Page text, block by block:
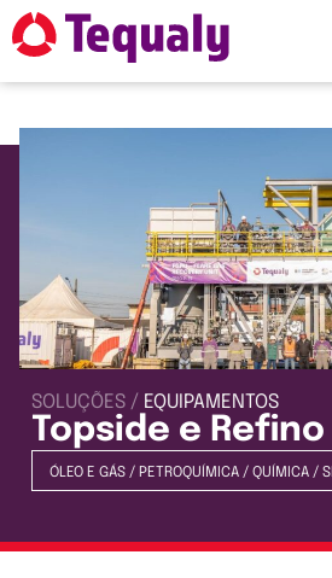
SOLUÇÕES / EQUIPAMENTOS
Topside e Refino
ÓLEO E GÁS / PETROQUÍMICA / QUÍMICA /